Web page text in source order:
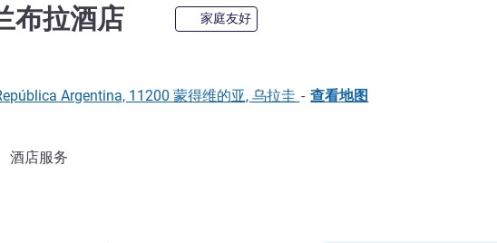
布拉酒店 3 星 家庭友好
Argentina, 11200 蒙得维的亚, 乌拉圭 - 查看地图
酒店服务